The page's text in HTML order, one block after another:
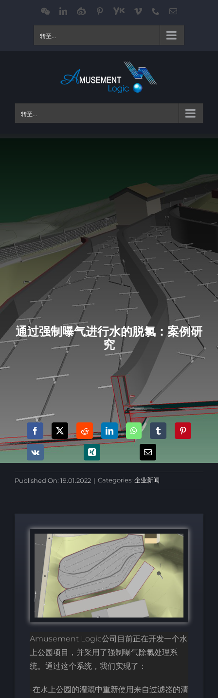
WeChatLinkedIn
Weibo Pinterest
Youku Vimeo Phone电
转至...
转至...
通过强制曝气进行水的脱氯：案例研
究
Published On: 19.01.2022 | Categories: 企业新闻
Amusement Logic公司目前正在开发一个水
上公园项目，并采用了强制曝气除氯处理系
统。通过这个系统，我们实现了：
-在水上公园的灌溉中重新使用来自过滤器的清